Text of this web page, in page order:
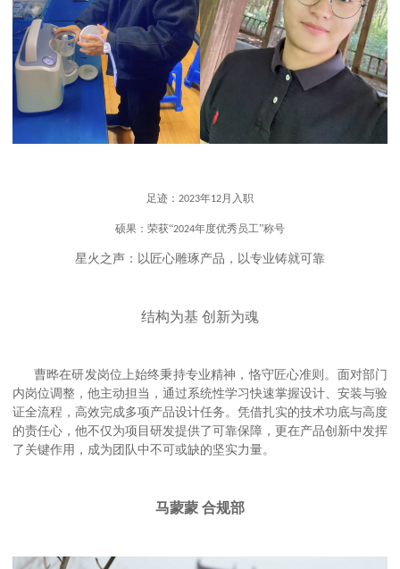
足迹： 2023年12月入职
硕果：荣获“2024年度优秀员工”称号
星火之声：以匠心雕琢产品，以专业铸就可靠
结构为基 创新为魂
曹晔在研发岗位上始终秉持专业精神，恪守匠心准则。面对部门
内岗位调整，他主动担当，通过系统性学习快速掌握设计、安装与验
证全流程，高效完成多项产品设计任务。凭借扎实的技术功底与高度
的责任心，他不仅为项目研发提供了可靠保障，更在产品创新中发挥
了关键作用，成为团队中不可或缺的坚实力量。
马蒙蒙 合规部